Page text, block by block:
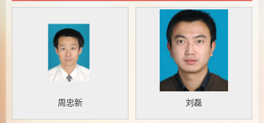
周忠新 刘磊